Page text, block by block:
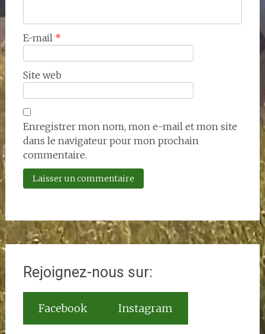
E-mail *
Site web
Enregistrer mon nom, mon e-mail et mon site
dans le navigateur pour mon prochain
commentaire.
Rejoignez-nous sur:
Facebook Instagram